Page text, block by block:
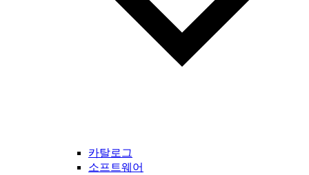
카탈로그
소프트웨어